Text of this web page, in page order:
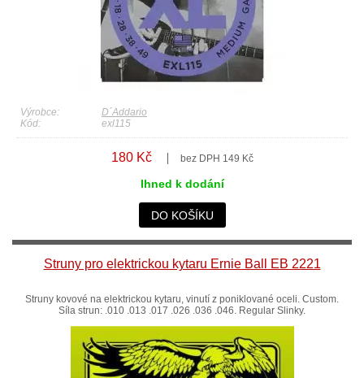
Výrobce:
D´Addario
Kód:
exl115
180 Kč bez DPH 149 Kč
Ihned k dodání
DO KOŠÍKU
Struny pro elektrickou kytaru Ernie Ball EB 2221
Struny kovové na elektrickou kytaru, vinutí z poniklované oceli. Custom.
Síla strun: .010 .013 .017 .026 .036 .046. Regular Slinky.